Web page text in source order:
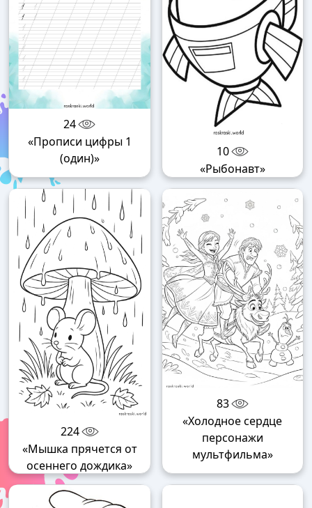
24
«Прописи цифры 1
(один)»
10
«Рыбонавт»
224
«Мышка прячется от
осеннего дождика»
83
«Холодное сердце
персонажи
мультфильма»